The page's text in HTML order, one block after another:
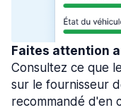
Faites attention
Consultez ce que
sur le fournisseur
recommandé d'en